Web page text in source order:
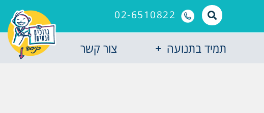
02-6510822
תמיד בתנועה צור קשר